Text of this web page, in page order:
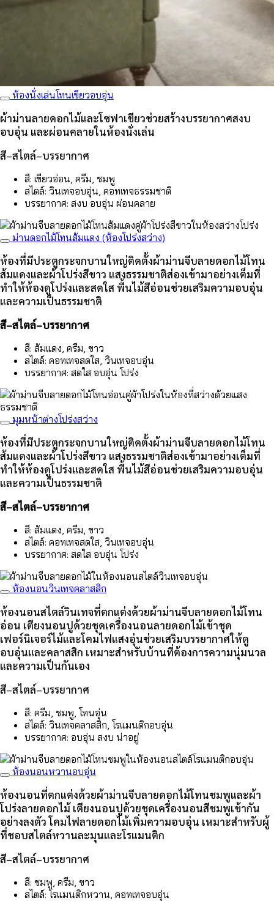
ห้องนั่งเล่นโทนเขียวอบอุ่น
ผ้าม่านลายดอกไม้และโซฟาเขียวช่วยสร้างบรรยากาศสงบ
อบอุ่น และผ่อนคลายในห้องนั่งเล่น
สี–สไตล์–บรรยากาศ
สี: เขียวอ่อน, ครีม, ชมพู
สไตล์: วินเทจอบอุ่น, คอทเทจธรรมชาติ
บรรยากาศ: สงบ อบอุ่น ผ่อนคลาย
ม่านดอกไม้โทนส้มแดง (ห้องโปร่งสว่าง)
ห้องที่มีประตูกระจกบานใหญ่ติดตั้งผ้าม่านจีบลายดอกไม้โทน
ส้มแดงและผ้าโปร่งสีขาว แสงธรรมชาติส่องเข้ามาอย่างเต็มที่
ทำให้ห้องดูโปร่งและสดใส พื้นไม้สีอ่อนช่วยเสริมความอบอุ่น
และความเป็นธรรมชาติ
สี–สไตล์–บรรยากาศ
สี: ส้มแดง, ครีม, ขาว
สไตล์: คอทเทจสดใส, วินเทจอบอุ่น
บรรยากาศ: สดใส อบอุ่น โปร่ง
มุมหน้าต่างโปร่งสว่าง
ห้องที่มีประตูกระจกบานใหญ่ติดตั้งผ้าม่านจีบลายดอกไม้โทน
ส้มแดงและผ้าโปร่งสีขาว แสงธรรมชาติส่องเข้ามาอย่างเต็มที่
ทำให้ห้องดูโปร่งและสดใส พื้นไม้สีอ่อนช่วยเสริมความอบอุ่น
และความเป็นธรรมชาติ
สี–สไตล์–บรรยากาศ
สี: ส้มแดง, ครีม, ขาว
สไตล์: คอทเทจสดใส, วินเทจอบอุ่น
บรรยากาศ: สดใส อบอุ่น โปร่ง
ห้องนอนวินเทจคลาสสิก
ห้องนอนสไตล์วินเทจที่ตกแต่งด้วยผ้าม่านจีบลายดอกไม้โทน
อ่อน เตียงนอนปูด้วยชุดเครื่องนอนลายดอกไม้เข้าชุด
เฟอร์นิเจอร์ไม้และโคมไฟแสงอุ่นช่วยเสริมบรรยากาศให้ดู
อบอุ่นและคลาสสิก เหมาะสำหรับบ้านที่ต้องการความนุ่มนวล
และความเป็นกันเอง
สี–สไตล์–บรรยากาศ
สี: ครีม, ชมพู, โทนอุ่น
สไตล์: วินเทจคลาสสิก, โรแมนติกอบอุ่น
บรรยากาศ: อบอุ่น สงบ น่าอยู่
ห้องนอนหวานอบอุ่น
ห้องนอนที่ตกแต่งด้วยผ้าม่านจีบลายดอกไม้โทนชมพูและผ้า
โปร่งลายดอกไม้ เตียงนอนปูด้วยชุดเครื่องนอนสีชมพูเข้ากัน
อย่างลงตัว โคมไฟลายดอกไม้เพิ่มความอบอุ่น เหมาะสำหรับผู้
ที่ชอบสไตล์หวานละมุนและโรแมนติก
สี–สไตล์–บรรยากาศ
สี: ชมพู, ครีม, ขาว
สไตล์: โรแมนติกหวาน, คอทเทจอบอุ่น